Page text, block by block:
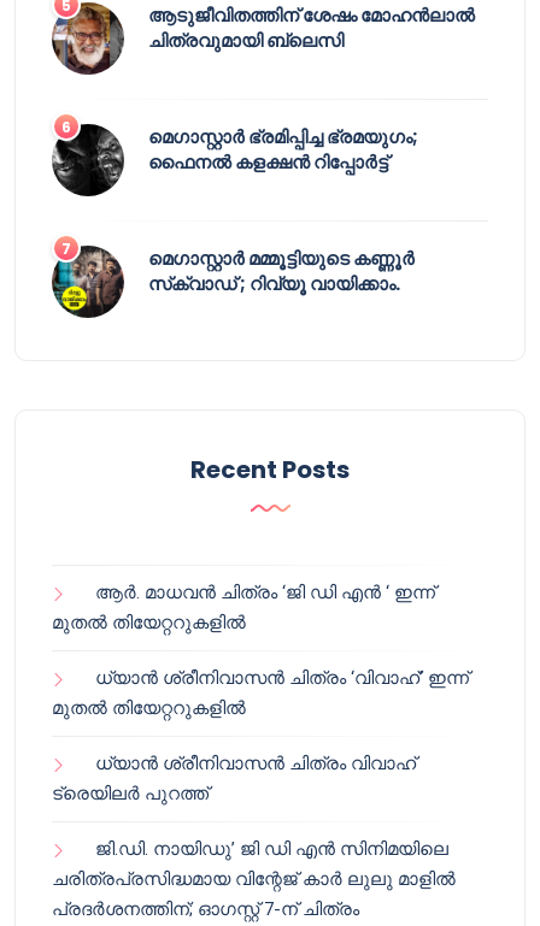
ആടുജീവിതത്തിന് ശേഷം മോഹൻലാൽ
ചിത്രവുമായി ബ്ലെസി
മെഗാസ്റ്റാർ ഭ്രമിപ്പിച്ച ഭ്രമയുഗം;
ഫൈനൽ കളക്ഷൻ റിപ്പോർട്ട്
മെഗാസ്റ്റാർ മമ്മൂട്ടിയുടെ കണ്ണൂർ
സ്‌ക്വാഡ് ; റിവ്യൂ വായിക്കാം.
Recent Posts
ആർ. മാധവൻ ചിത്രം ‘ജി ഡി എൻ ‘ ഇന്ന്
മുതൽ തിയേറ്ററുകളിൽ
ധ്യാൻ ശ്രീനിവാസൻ ചിത്രം ‘വിവാഹ്’ ഇന്ന്
മുതൽ തിയേറ്ററുകളിൽ
ധ്യാൻ ശ്രീനിവാസൻ ചിത്രം വിവാഹ്
ട്രെയിലർ പുറത്ത്
ജി.ഡി. നായിഡു’ ജി ഡി എൻ സിനിമയിലെ
ചരിത്രപ്രസിദ്ധമായ വിന്റേജ് കാർ ലുലു മാളിൽ
പ്രദർശനത്തിന്; ഓഗസ്റ്റ് 7-ന് ചിത്രം